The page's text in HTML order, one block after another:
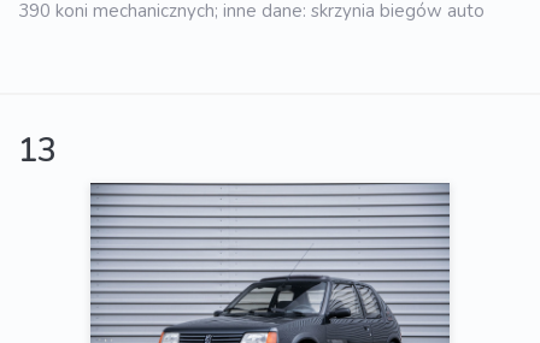
390 koni mechanicznych; inne dane: skrzynia biegów auto
13